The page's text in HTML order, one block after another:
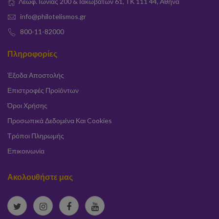
info@philotelismos.gr
800-11-82000
Πληροφορίες
Έξοδα Αποστολής
Επιστροφές Προϊόντων
Όροι Χρήσης
Προσωπικά Δεδομένα Και Cookies
Τρόποι Πληρωμής
Επικοινωνία
Ακολουθήστε μας